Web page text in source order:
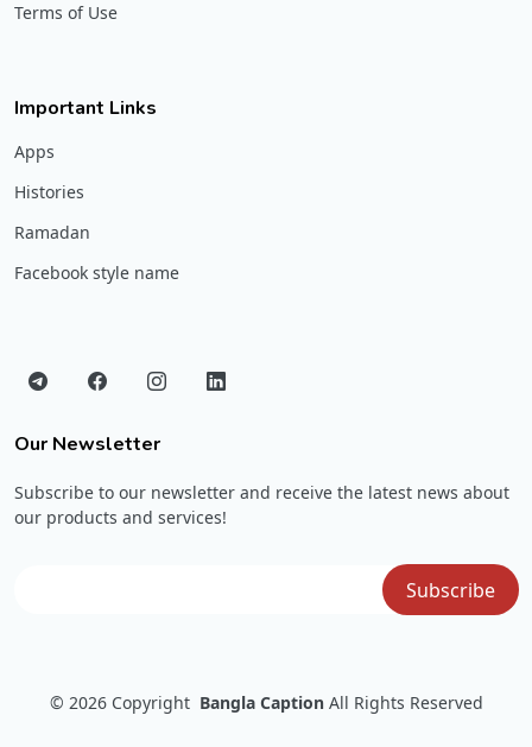
Terms of Use
Important Links
Apps
Histories
Ramadan
Facebook style name
Our Newsletter
Subscribe to our newsletter and receive the latest news about
our products and services!
© 2026 Copyright Bangla Caption All Rights Reserved